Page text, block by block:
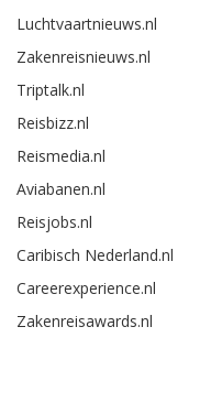
Luchtvaartnieuws.nl
Zakenreisnieuws.nl
Triptalk.nl
Reisbizz.nl
Reismedia.nl
Aviabanen.nl
Reisjobs.nl
Caribisch Nederland.nl
Careerexperience.nl
Zakenreisawards.nl